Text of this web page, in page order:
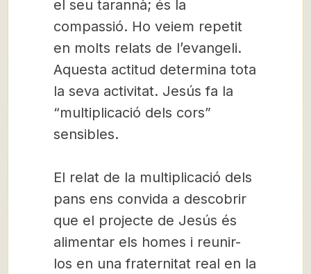
el seu tarannà; és la
compassió. Ho veiem repetit
en molts relats de l’evangeli.
Aquesta actitud determina tota
la seva activitat. Jesús fa la
“multiplicació dels cors”
sensibles.
El relat de la multiplicació dels
pans ens convida a descobrir
que el projecte de Jesús és
alimentar els homes i reunir-
los en una fraternitat real en la